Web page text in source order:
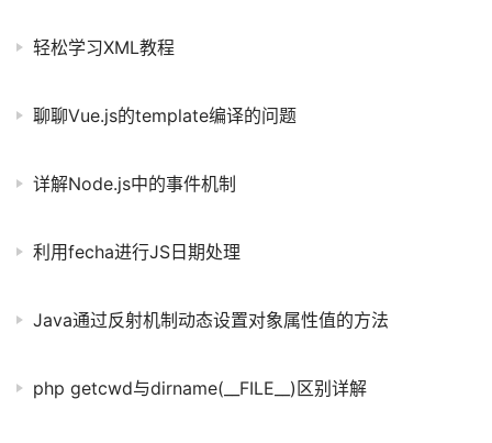
轻松学习XML教程
聊聊Vue.js的template编译的问题
详解Node.js中的事件机制
利用fecha进行JS日期处理
Java通过反射机制动态设置对象属性值的方法
php getcwd与dirname(__FILE__)区别详解